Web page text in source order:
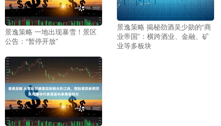
景逸策略 一地出现暴雪！景区
公告：“暂停开放”
景逸策略 揭秘劲酒吴少勋的“商
业帝国”：横跨酒业、金融、矿
业等多板块